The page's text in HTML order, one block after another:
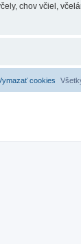
chov včiel,
cookies